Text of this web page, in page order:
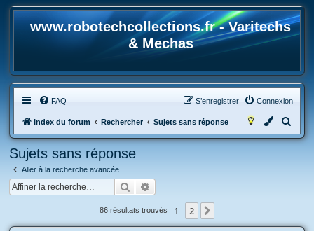
www.robotechcollections.fr - Varitechs
& Mechas
FAQ Connexion
S’enregistrer
Index du forum Rechercher Sujets sans réponse
e
c
Sujets sans réponse
Aller à la recherche avancée
Rechercher
86 résultats trouvés 1 2